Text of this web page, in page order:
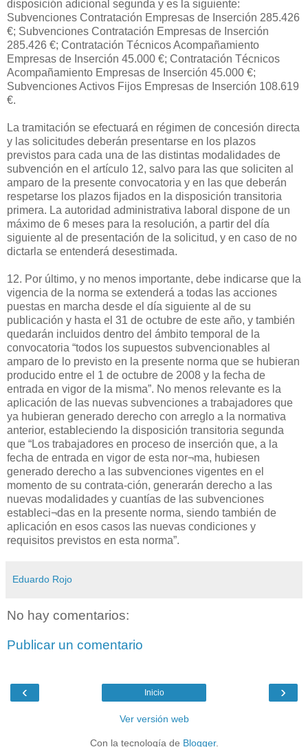
disposición adicional segunda y es la siguiente:
Subvenciones Contratación Empresas de Inserción 285.426
€; Subvenciones Contratación Empresas de Inserción
285.426 €; Contratación Técnicos Acompañamiento
Empresas de Inserción 45.000 €; Contratación Técnicos
Acompañamiento Empresas de Inserción 45.000 €;
Subvenciones Activos Fijos Empresas de Inserción 108.619
€.
La tramitación se efectuará en régimen de concesión directa
y las solicitudes deberán presentarse en los plazos
previstos para cada una de las distintas modalidades de
subvención en el artículo 12, salvo para las que soliciten al
amparo de la presente convocatoria y en las que deberán
respetarse los plazos fijados en la disposición transitoria
primera. La autoridad administrativa laboral dispone de un
máximo de 6 meses para la resolución, a partir del día
siguiente al de presentación de la solicitud, y en caso de no
dictarla se entenderá desestimada.
12. Por último, y no menos importante, debe indicarse que la
vigencia de la norma se extenderá a todas las acciones
puestas en marcha desde el día siguiente al de su
publicación y hasta el 31 de octubre de este año, y también
quedarán incluidos dentro del ámbito temporal de la
convocatoria “todos los supuestos subvencionables al
amparo de lo previsto en la presente norma que se hubieran
producido entre el 1 de octubre de 2008 y la fecha de
entrada en vigor de la misma”. No menos relevante es la
aplicación de las nuevas subvenciones a trabajadores que
ya hubieran generado derecho con arreglo a la normativa
anterior, estableciendo la disposición transitoria segunda
que “Los trabajadores en proceso de inserción que, a la
fecha de entrada en vigor de esta nor¬ma, hubiesen
generado derecho a las subvenciones vigentes en el
momento de su contrata-ción, generarán derecho a las
nuevas modalidades y cuantías de las subvenciones
estableci¬das en la presente norma, siendo también de
aplicación en esos casos las nuevas condiciones y
requisitos previstos en esta norma”.
Eduardo Rojo
No hay comentarios:
Publicar un comentario
‹ ›
Inicio
Ver versión web
Con la tecnología de Blogger.